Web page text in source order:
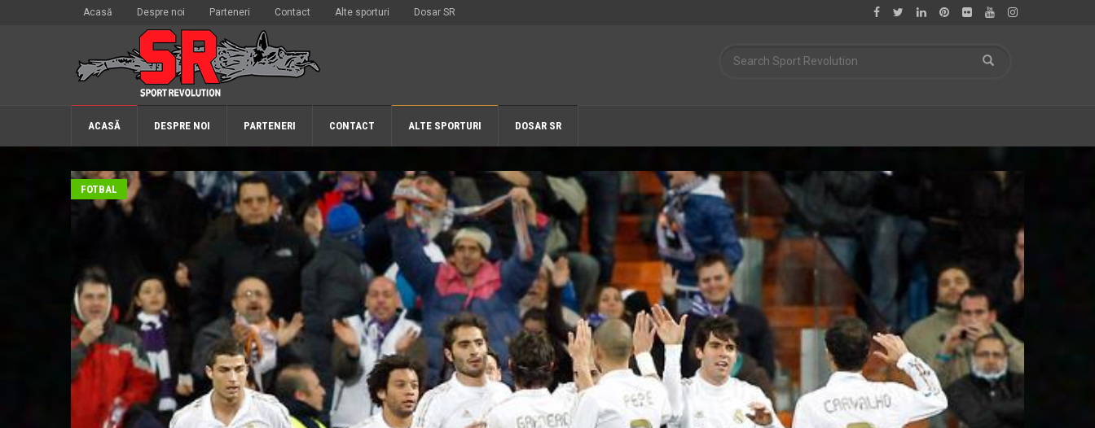
Acasă Despre noi Parteneri Contact Alte sporturi Dosar SR
ACASĂ DESPRE NOI PARTENERI CONTACT ALTE SPORTURI DOSAR SR
FOTBAL